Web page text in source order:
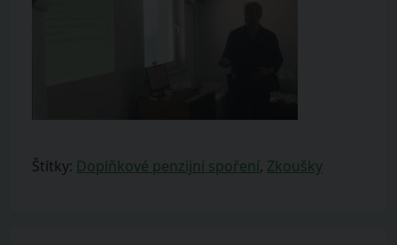
Štítky: Doplňkové penzijní spoření, Zkoušky